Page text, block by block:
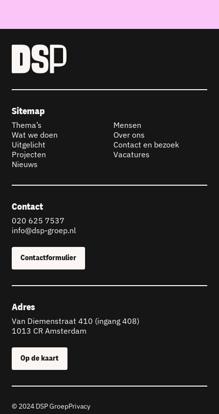
Sitemap
Thema’s
Wat we doen
Uitgelicht
Projecten
Nieuws
Mensen
Over ons
Contact en bezoek
Vacatures
Contact
020 625 7537
info@dsp-groep.nl
Contactformulier
Adres
Van Diemenstraat 410 (ingang 408)
1013 CR Amsterdam
Op de kaart
© 2024 DSP GroepPrivacy